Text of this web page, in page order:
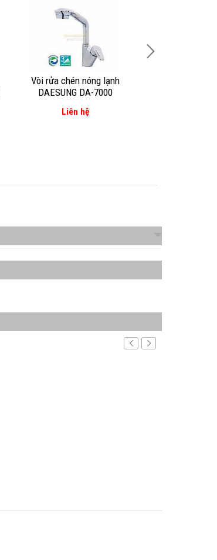
Vòi rửa chén nóng lạnh
DAESUNG DA-7000
Liên hệ